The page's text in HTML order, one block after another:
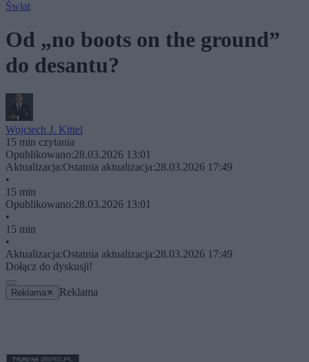
Świat
Od „no boots on the ground”
do desantu?
Wojciech J. Kittel
15 min czytania
Opublikowano:28.03.2026 13:01
Aktualizacja:Ostatnia aktualizacja:28.03.2026 17:49
•
15 min
Opublikowano:28.03.2026 13:01
•
15 min
•
Aktualizacja:Ostatnia aktualizacja:28.03.2026 17:49
Dołącz do dyskusji!
Reklama ✕ Reklama